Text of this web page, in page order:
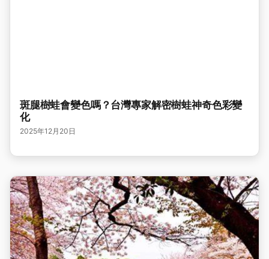
斑腿樹蛙會變色嗎？台灣專家解密樹蛙神奇色彩變
化
2025年12月20日